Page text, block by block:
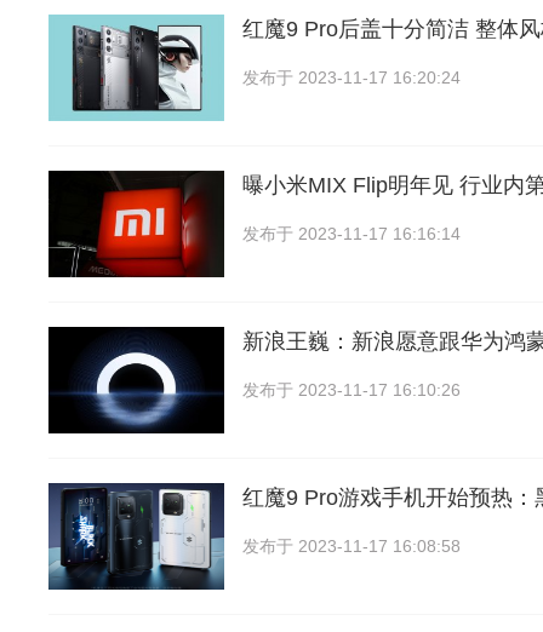
红魔9 Pro后盖十分简洁 整体
发布于 2023-11-17 16:20:24
曝小米MIX Flip明年见 行业内
发布于 2023-11-17 16:16:14
新浪王巍：新浪愿意跟华为鸿
发布于 2023-11-17 16:10:26
红魔9 Pro游戏手机开始预热：
发布于 2023-11-17 16:08:58